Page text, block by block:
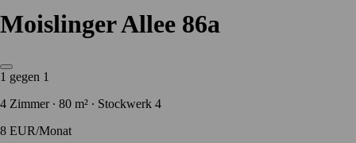
Moislinger Allee 86a
1 gegen 1
4 Zimmer ∙ 80 m² ∙ Stockwerk 4
8 EUR/Monat